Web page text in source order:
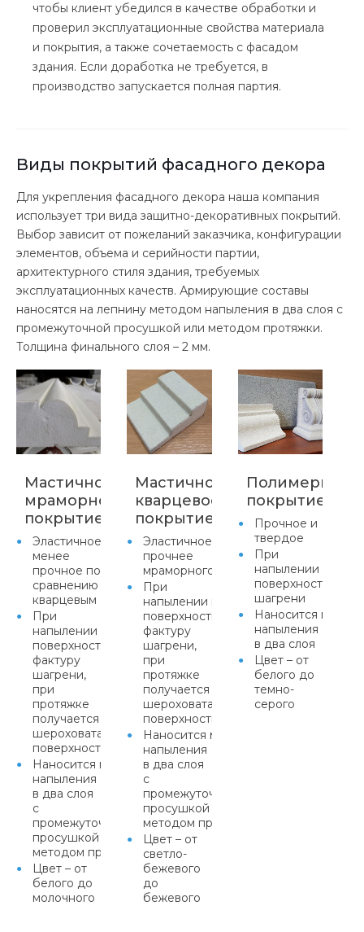
чтобы клиент убедился в качестве обработки и
проверил эксплуатационные свойства материала
и покрытия, а также сочетаемость с фасадом
здания. Если доработка не требуется, в
производство запускается полная партия.
Виды покрытий фасадного декора
Для укрепления фасадного декора наша компания
использует три вида защитно-декоративных покрытий.
Выбор зависит от пожеланий заказчика, конфигурации
элементов, объема и серийности партии,
архитектурного стиля здания, требуемых
эксплуатационных качеств. Армирующие составы
наносятся на лепнину методом напыления в два слоя с
промежуточной просушкой или методом протяжки.
Толщина финального слоя – 2 мм.
Мастичное
мраморное
покрытие
Эластичное,
менее
прочное по
сравнению с
кварцевым
При
напылении придает
поверхности
фактуру
шагрени,
при
протяжке
получается равномерная
шероховатая
поверхность
Наносится методом
напыления
в два слоя
с
промежуточной
просушкой или
методом протяжки
Цвет – от
белого до
молочного
Мастичное
кварцевое
покрытие
Эластичное,
прочнее
мраморного
При
напылении придает
поверхности
фактуру
шагрени,
при
протяжке
получается равномерная
шероховатая
поверхность
Наносится методом
напыления
в два слоя
с
промежуточной
просушкой или
методом протяжки
Цвет – от
светло-
бежевого
до
бежевого
покрытие
Прочное и
твердое
При
напылении
поверхности
шагрени
Наносится
напыления
в два слоя
Цвет – от
белого до
темно-
серого